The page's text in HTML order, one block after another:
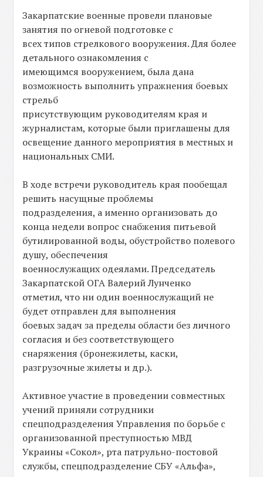
Закарпатские военные провели плановые
занятия по огневой подготовке с
всех типов стрелкового вооружения. Для более
детального ознакомления с
имеющимся вооружением, была дана
возможность выполнить упражнения боевых
стрельб
присутствующим руководителям края и
журналистам, которые были приглашены для
освещение данного мероприятия в местных и
национальных СМИ.
В ходе встречи руководитель края пообещал
решить насущные проблемы
подразделения, а именно организовать до
конца недели вопрос снабжения питьевой
бутилированной воды, обустройство полевого
душу, обеспечения
военнослужащих одеялами. Председатель
Закарпатской ОГА Валерий Лунченко
отметил, что ни один военнослужащий не
будет отправлен для выполнения
боевых задач за пределы области без личного
согласия и без соответствующего
снаряжения (бронежилеты, каски,
разгрузочные жилеты и др.).
Активное участие в проведении совместных
учений приняли сотрудники
спецподразделения Управления по борьбе с
организованной преступностью МВД
Украины «Сокол», рта патрульно-постовой
службы, спецподразделение СБУ «Альфа»,